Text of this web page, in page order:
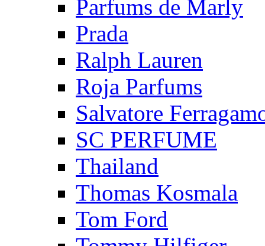
Parfums de Marly
Prada
Ralph Lauren
Roja Parfums
Salvatore
SC PERFUME
Thailand
Thomas Kosmala
Tom Ford